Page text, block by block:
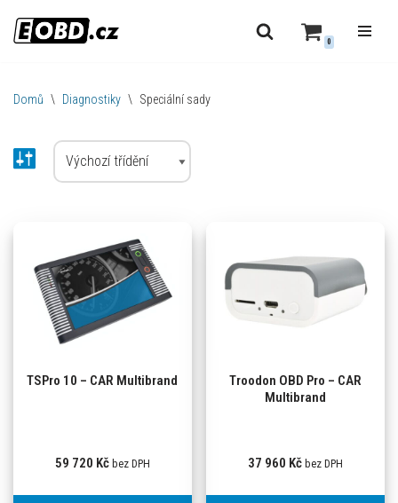
Přeskočit
obsah
0
Domů \ Diagnostiky \ Speciální sady
TSPro 10 – CAR Multibrand
59 720 Kč bez DPH
Troodon OBD Pro – CAR
Multibrand
37 960 Kč bez DPH